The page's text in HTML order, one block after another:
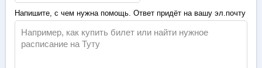
Напишите, с чем нужна помощь. Ответ придёт на вашу эл.почту